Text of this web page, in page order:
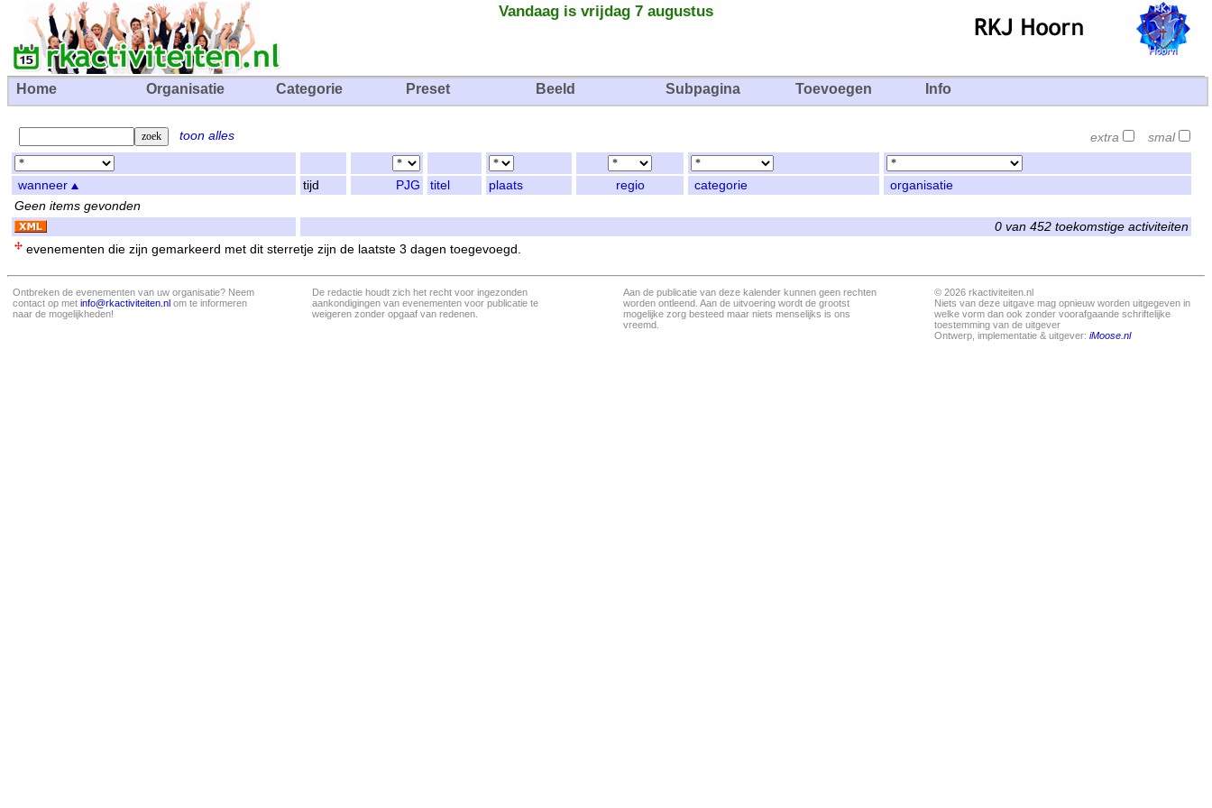
Vandaag is vrijdag 7 augustus
Home Organisatie Categorie Preset Beeld Subpagina Toevoegen Info
toon alles extra smal
wanneer tijd PJG titel plaats regio categorie
organisatie
Geen items gevonden
0 van 452 toekomstige activiteiten
evenementen die zijn gemarkeerd met dit sterretje zijn de laatste 3 dagen toegevoegd.
Ontbreken de evenementen van uw organisatie? Neem
contact op met info@rkactiviteiten.nl om te informeren
naar de mogelijkheden!
De redactie houdt zich het recht voor ingezonden
aankondigingen van evenementen voor publicatie te
weigeren zonder opgaaf van redenen.
Aan de publicatie van deze kalender kunnen geen rechten
worden ontleend. Aan de uitvoering wordt de grootst
mogelijke zorg besteed maar niets menselijks is ons
vreemd.
© 2026 rkactiviteiten.nl
Niets van deze uitgave mag opnieuw worden uitgegeven in
welke vorm dan ook zonder voorafgaande schriftelijke
toestemming van de uitgever
Ontwerp, implementatie & uitgever: iMoose.nl